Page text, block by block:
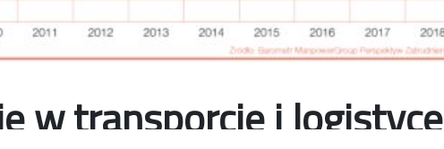
w transporcie i logistyce